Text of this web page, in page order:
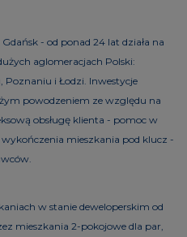
- od ponad 24 lat działa na
aglomeracjach Polski:
Poznaniu i Łodzi. Inwestycje
powodzeniem ze względu na
obsługę klienta - pomoc w
mieszkania pod klucz -
w stanie deweloperskim od
mieszkania 2-pokojowe dla par,